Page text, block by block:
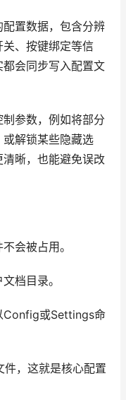
置数据，包含分辨
、按键绑定等信
会同步写入配置文
参数，例如将部分
解锁某些隐藏选
晰，也能避免误改
会被占用。
档目录。
Config或Settings命
，这就是核心配置